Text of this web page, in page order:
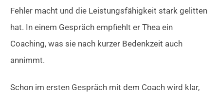
Fehler macht und die Leistungsfähigkeit stark gelitten
hat. In einem Gespräch empfiehlt er Thea ein
Coaching, was sie nach kurzer Bedenkzeit auch
annimmt.
Schon im ersten Gespräch mit dem Coach wird klar,